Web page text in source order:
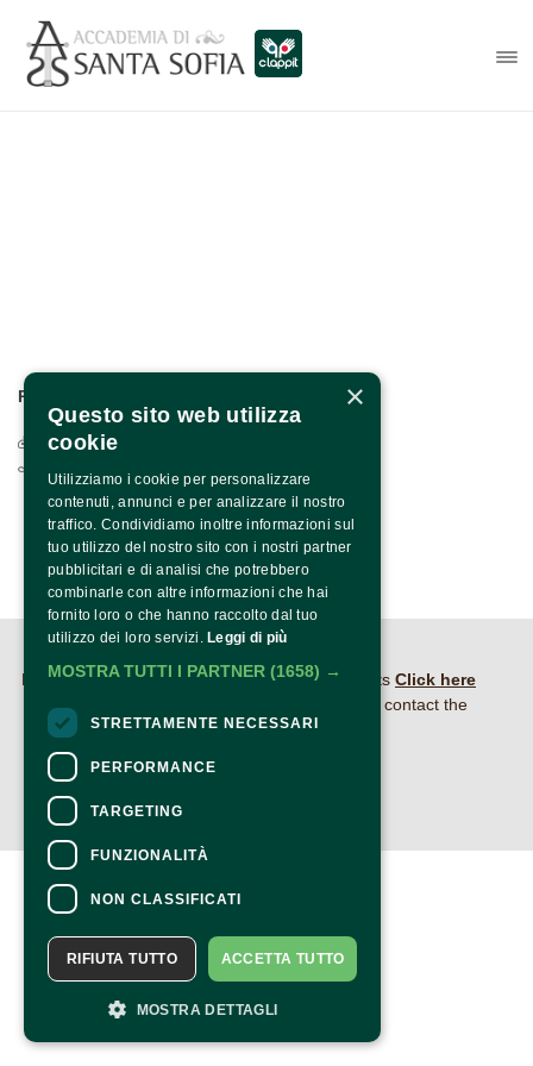
PER INFO E CONTATTI:
Via Francesco Albergamo, 4 - 82100 Benevento
For information and support in purchasing tickets Click here
For information on the program and the event, contact the
organizer.
×
Questo sito web utilizza
cookie
Utilizziamo i cookie per personalizzare
contenuti, annunci e per analizzare il nostro
traffico. Condividiamo inoltre informazioni sul
tuo utilizzo del nostro sito con i nostri partner
pubblicitari e di analisi che potrebbero
combinarle con altre informazioni che hai
fornito loro o che hanno raccolto dal tuo
utilizzo dei loro servizi. Leggi di più
MOSTRA TUTTI I PARTNER (1658) →
STRETTAMENTE NECESSARI
PERFORMANCE
TARGETING
FUNZIONALITÀ
NON CLASSIFICATI
ACCETTA TUTTO
RIFIUTA TUTTO
MOSTRA DETTAGLI